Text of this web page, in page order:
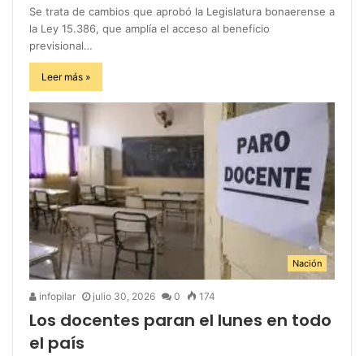
Se trata de cambios que aprobó la Legislatura bonaerense a
la Ley 15.386, que amplía el acceso al beneficio
previsional…
Leer más »
Nación
infopilar julio 30, 2026 0 174
Los docentes paran el lunes en todo
el país